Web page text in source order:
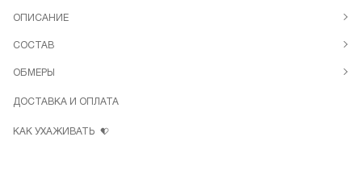
ОПИСАНИЕ
СОСТАВ
ОБМЕРЫ
ДОСТАВКА И ОПЛАТА
КАК УХАЖИВАТЬ